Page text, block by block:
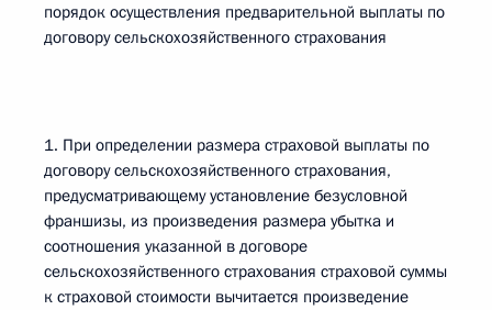
порядок осуществления предварительной выплаты по
договору сельскохозяйственного страхования
1. При определении размера страховой выплаты по
договору сельскохозяйственного страхования,
предусматривающему установление безусловной
франшизы, из произведения размера убытка и
соотношения указанной в договоре
сельскохозяйственного страхования страховой суммы
к страховой стоимости вычитается произведение